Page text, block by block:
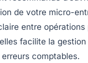
de votre micro-
entre opérations
facilite la
comptables.